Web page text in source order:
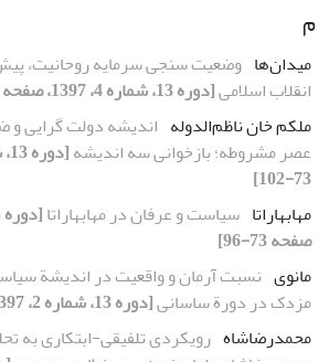
م
میدان‌ها وضعیت سنجی سرمایه روحانیت،
انقلاب اسلامی[دوره 13، شماره 4، 1397، صفحه 193-227]
ملکم خان ناظم‌الدوله اندیشه دولت گرایی و
عصر مشروطه؛ بازخوانی سه اندیشه
73-102]
مهابهاراتا سیاست و عرفان در مهابهاراتا
صفحه 73-96]
مانوی نسبت آرمان و واقعیت در اندیشة
مزدک در دورة ساسانی[دوره 13، شماره 2، 1397، صفحه 7-32]
محمدرضاشاه رویکردی تلفیقی-ابتکاری به